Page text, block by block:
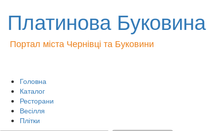
Платинова Буковина
Портал міста Чернівці та Буковини
Головна
Каталог
Ресторани
Весілля
Плітки